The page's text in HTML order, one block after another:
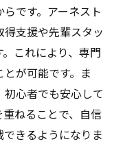
です。アーネスト
支援や先輩スタッ
これにより、専門
が可能です。ま
心者でも安心して
ねることで、自信
きるようになりま